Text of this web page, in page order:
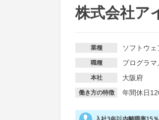
株式会社ア
業種 ソフトウ
職種 プログラマ
本社 大阪府
働き方の特徴 年間休日